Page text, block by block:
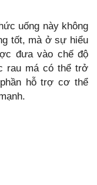
uống này không
tốt, mà ở sự hiểu
đưa vào chế độ
rau má có thể trở
hỗ trợ cơ thể